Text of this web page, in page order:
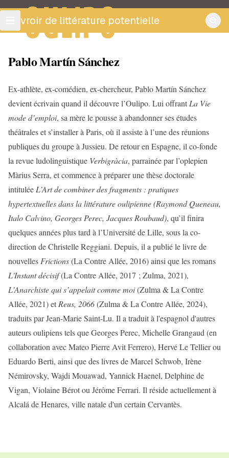
OULIPO
ouvroir de littérature potentielle
Pablo Martín Sánchez
Ex-athlète, ex-comédien, ex-chercheur, Pablo Martín Sánchez
devient écrivain quand il découvre l’Oulipo. Lui offrant La Vie
mode d’emploi, sa mère le pousse à abandonner ses études
théâtrales et s’installer à Paris, où il assiste à l’une des réunions
publiques du groupe à Jussieu. De retour en Espagne, il co-fonde
la revue ludolinguistique Verbigràcia, parrainée par l’oplepien
Màrius Serra, et commence à préparer une thèse doctorale
intitulée L’Art de combiner des fragments : pratiques
hypertextuelles dans la littérature oulipienne (Raymond Queneau,
Italo Calvino, Georges Perec, Jacques Roubaud), qu’il finira
quelques années plus tard à l’Université de Lille, sous la co-
direction de Christelle Reggiani. Depuis, il a publié le livre de
nouvelles Frictions(La Contre Allée, 2016) ainsi que les romans
L'Instant décisif(La Contre Allée, 2017 ; Zulma, 2021),
L’Anarchiste qui s’appelait comme moi(Zulma & La Contre
Allée, 2021) et Reus, 2066(Zulma & La Contre Allée, 2024),
traduits par Jean-Marie Saint-Lu. Il a traduit à l'espagnol d'autres
auteurs oulipiens tels que Georges Perec, Michelle Grangaud (en
collaboration avec Mateo Pierre Avit Ferrero), Hervé Le Tellier ou
Eduardo Berti, ainsi que des livres de Marcel Schwob, Irène
Némirovsky, Wajdi Mouawad, Yannick Haenel, Delphine de
Vigan, Violaine Bérot ou Jérôme Ferrari. Il réside actuellement à
Alcalá de Henares, ville natale d'un certain Cervantès.